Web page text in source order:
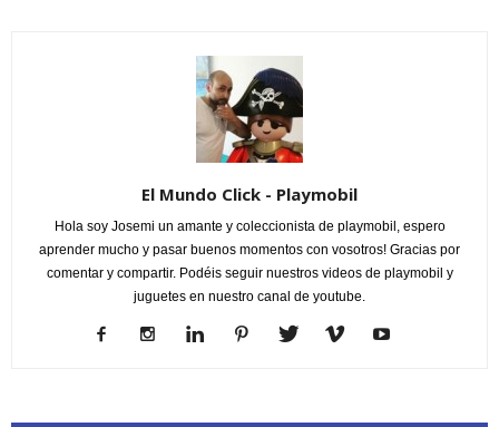
El Mundo Click - Playmobil
Hola soy Josemi un amante y coleccionista de playmobil, espero
aprender mucho y pasar buenos momentos con vosotros! Gracias por
comentar y compartir. Podéis seguir nuestros videos de playmobil y
juguetes en nuestro canal de youtube.